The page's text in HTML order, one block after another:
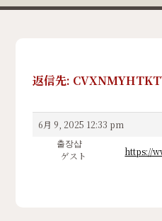
返信先:
6月 9, 2025 12:33 pm
출장샵
ゲスト
https://